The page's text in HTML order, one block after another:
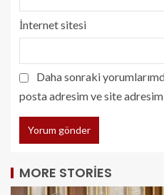
İnternet sitesi
Daha sonraki
posta adresim ve site
MORE STORIES